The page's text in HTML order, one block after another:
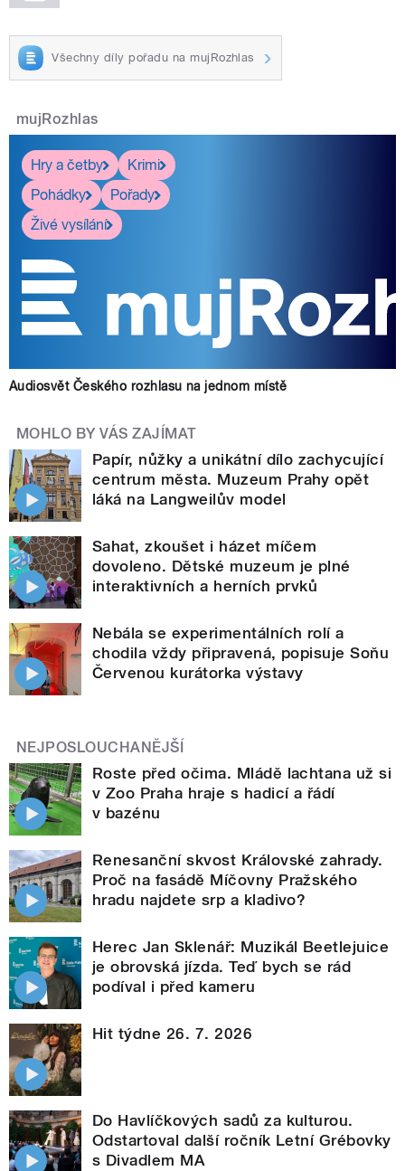
Všechny díly pořadu na mujRozhlas
mujRozhlas
Hry a četby
Krimi
Pohádky
Pořady
Živé vysílání
Audiosvět Českého rozhlasu na jednom místě
MOHLO BY VÁS ZAJÍMAT
Papír, nůžky a unikátní dílo zachycující
centrum města. Muzeum Prahy opět
láká na Langweilův model
Sahat, zkoušet i házet míčem
dovoleno. Dětské muzeum je plné
interaktivních a herních prvků
Nebála se experimentálních rolí a
chodila vždy připravená, popisuje Soňu
Červenou kurátorka výstavy
NEJPOSLOUCHANĚJŠÍ
Roste před očima. Mládě lachtana už si
v Zoo Praha hraje s hadicí a řádí
v bazénu
Renesanční skvost Královské zahrady.
Proč na fasádě Míčovny Pražského
hradu najdete srp a kladivo?
Herec Jan Sklenář: Muzikál Beetlejuice
je obrovská jízda. Teď bych se rád
podíval i před kameru
Hit týdne 26. 7. 2026
Do Havlíčkových sadů za kulturou.
Odstartoval další ročník Letní Grébovky
s Divadlem MA